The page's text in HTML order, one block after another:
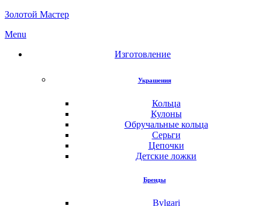
Золотой Мастер
Menu
Изготовление
Украшения
Кольца
Кулоны
Обручальные кольца
Серьги
Цепочки
Детские ложки
Бренды
Bvlgari